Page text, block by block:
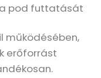
pod futtatását
működésében,
erőforrást